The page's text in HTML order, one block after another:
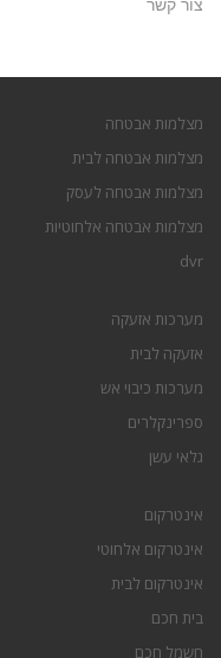
צור קשר
מצלמות אבטחה
מצלמות אבטחה לבית
מצלמות אבטחה לעסק
מצלמות אבטחה אלחוטיות
dvr
מערכות אזעקה
אזעקה לבית
מערכות כיבוי אש
ספרינקלרים
גלאי עשן
אינטרקום
אינטרקום אלחוטי
אינטרקום לבית
בית חכם
חשמל חכם